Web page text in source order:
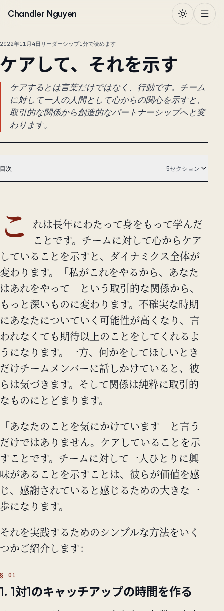
Chandler Nguyen
2022年11月4日 リーダーシップ1分で読めます
ケアして、それを示す
ケアするとは言葉だけではなく、行動です。チーム
に対して一人の人間として心からの関心を示すと、
取引的な関係から創造的なパートナーシップへと変
わります。
目次 5セクション
こ
れは長年にわたって身をもって学んだ
ことです。チームに対して心からケア
していることを示すと、ダイナミクス全体が
変わります。「私がこれをやるから、あなた
はあれをやって」という取引的な関係から、
もっと深いものに変わります。不確実な時期
にあなたについていく可能性が高くなり、言
われなくても期待以上のことをしてくれるよ
うになります。一方、何かをしてほしいとき
だけチームメンバーに話しかけていると、彼
らは気づきます。そして関係は純粋に取引的
なものにとどまります。
「あなたのことを気にかけています」と言う
だけではありません。ケアしていることを示
すことです。チームに対して一人ひとりに興
味があることを示すことは、彼らが価値を感
じ、感謝されていると感じるための大きな一
歩になります。
それを実践するためのシンプルな方法をいく
つかご紹介します：
1. 1対1のキャッチアップの時間を作る